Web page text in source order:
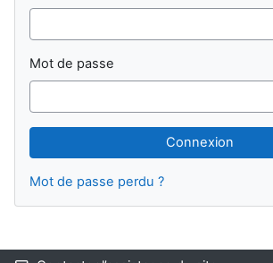
Mot de passe
Mot de passe perdu ?
Blocs supplémentaires